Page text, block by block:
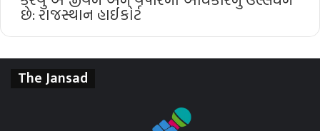
છે: રાજસ્થાન હાઈકોર્ટ
The Jansad